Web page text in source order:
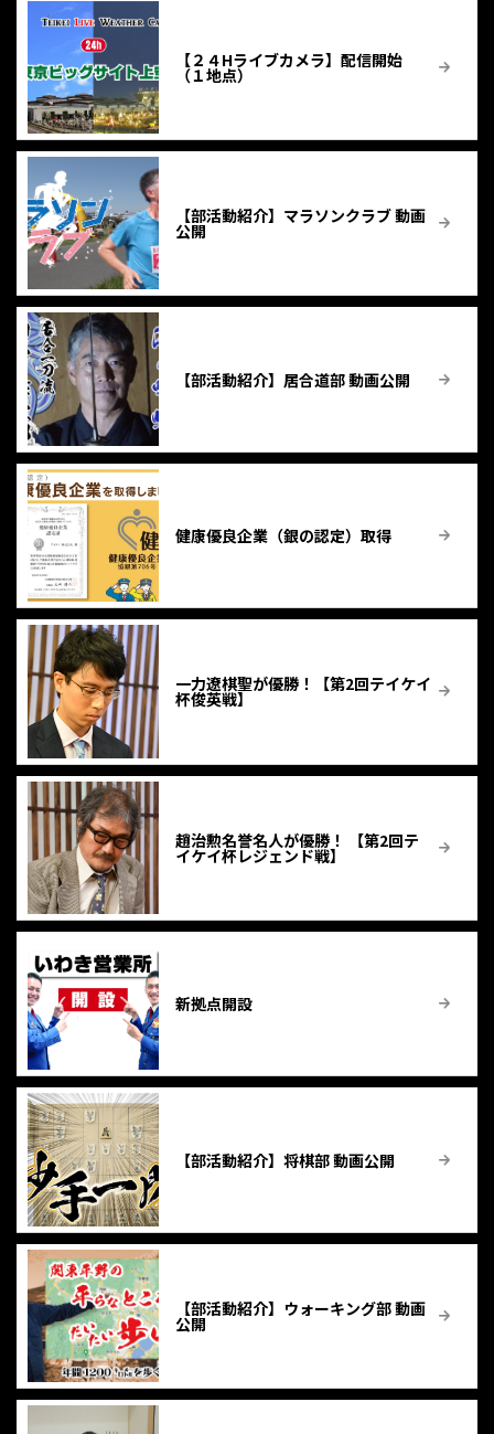
【２４Hライブカメラ】配信開始
（１地点）
【部活動紹介】マラソンクラブ 動画
公開
【部活動紹介】居合道部 動画公開
健康優良企業（銀の認定）取得
一力遼棋聖が優勝！【第2回テイケイ
杯俊英戦】
趙治勲名誉名人が優勝！ 【第2回テ
イケイ杯レジェンド戦】
新拠点開設
【部活動紹介】将棋部 動画公開
【部活動紹介】ウォーキング部 動画
公開